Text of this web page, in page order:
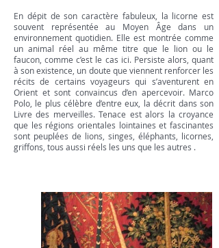
En dépit de son caractère fabuleux, la licorne est
souvent représentée au Moyen Âge dans un
environnement quotidien. Elle est montrée comme
un animal réel au même titre que le lion ou le
faucon, comme c’est le cas ici. Persiste alors, quant
à son existence, un doute que viennent renforcer les
récits de certains voyageurs qui s’aventurent en
Orient et sont convaincus d’en apercevoir. Marco
Polo, le plus célèbre d’entre eux, la décrit dans son
Livre des merveilles. Tenace est alors la croyance
que les régions orientales lointaines et fascinantes
sont peuplées de lions, singes, éléphants, licornes,
griffons, tous aussi réels les uns que les autres .